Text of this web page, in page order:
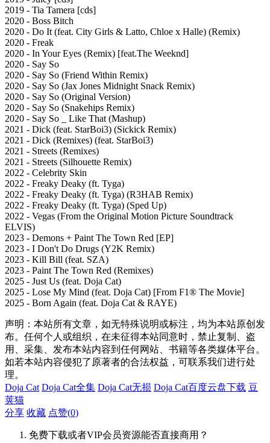
2019 - Tia Tamera [cds]
2020 - Boss Bitch
2020 - Do It (feat. City Girls & Latto, Chloe x Halle) (Remix)
2020 - Freak
2020 - In Your Eyes (Remix) [feat.The Weeknd]
2020 - Say So
2020 - Say So (Friend Within Remix)
2020 - Say So (Jax Jones Midnight Snack Remix)
2020 - Say So (Original Version)
2020 - Say So (Snakehips Remix)
2020 - Say So _ Like That (Mashup)
2021 - Dick (feat. StarBoi3) (Sickick Remix)
2021 - Dick (Remixes) (feat. StarBoi3)
2021 - Streets (Remixes)
2021 - Streets (Silhouette Remix)
2022 - Celebrity Skin
2022 - Freaky Deaky (ft. Tyga)
2022 - Freaky Deaky (ft. Tyga) (R3HAB Remix)
2022 - Freaky Deaky (ft. Tyga) (Sped Up)
2022 - Vegas (From the Original Motion Picture Soundtrack
ELVIS)
2023 - Demons + Paint The Town Red [EP]
2023 - I Don't Do Drugs (Y2K Remix)
2023 - Kill Bill (feat. SZA)
2023 - Paint The Town Red (Remixes)
2025 - Just Us (feat. Doja Cat)
2025 - Lose My Mind (feat. Doja Cat) [From F1® The Movie]
2025 - Born Again (feat. Doja Cat & RAYE)
声明：本站所有文章，如无特殊说明或标注，均为本站原创发
布。任何个人或组织，在未征得本站同意时，禁止复制、盗
用、采集、发布本站内容到任何网站、书籍等各类媒体平台。
如若本站内容侵犯了原著者的合法权益，可联系我们进行处
理。
Doja Cat Doja Cat全集 Doja Cat无损 Doja Cat百度云盘下载 豆
荚猫
分享 收藏 点赞(0)
免费下载或者VIP会员资源能否直接商用？